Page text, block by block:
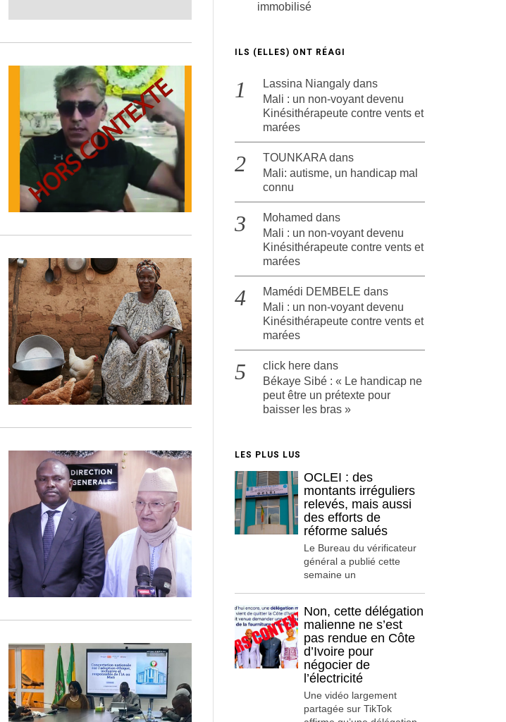
immobilisé
ILS (ELLES) ONT RÉAGI
Lassina Niangaly dans
Mali : un non-voyant devenu
Kinésithérapeute contre vents et
marées
TOUNKARA dans
Mali: autisme, un handicap mal
connu
Mohamed dans
Mali : un non-voyant devenu
Kinésithérapeute contre vents et
marées
Mamédi DEMBELE dans
Mali : un non-voyant devenu
Kinésithérapeute contre vents et
marées
click here dans
Békaye Sibé : « Le handicap ne
peut être un prétexte pour
baisser les bras »
LES PLUS LUS
OCLEI : des
montants irréguliers
relevés, mais aussi
des efforts de
réforme salués
Le Bureau du vérificateur
général a publié cette
semaine un
Non, cette délégation
malienne ne s’est
pas rendue en Côte
d’Ivoire pour
négocier de
l’électricité
Une vidéo largement
partagée sur TikTok